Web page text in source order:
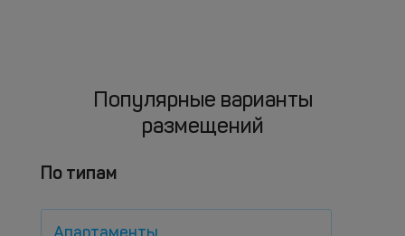
Популярные варианты
размещений
По типам